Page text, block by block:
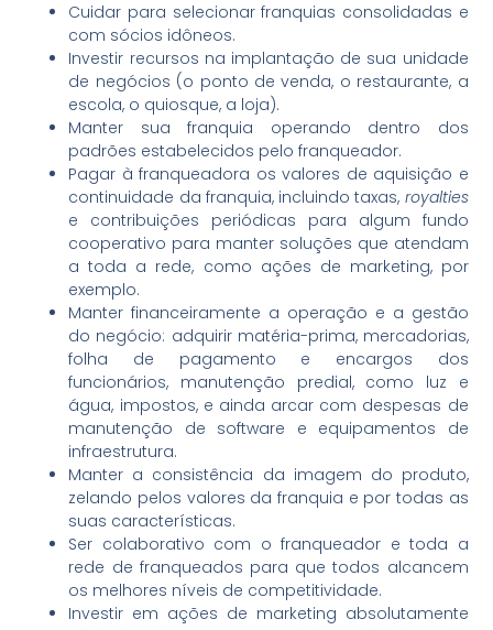
Cuidar para selecionar franquias consolidadas e
com sócios idôneos.
Investir recursos na implantação de sua unidade
de negócios (o ponto de venda, o restaurante, a
escola, o quiosque, a loja).
Manter sua franquia operando dentro dos
padrões estabelecidos pelo franqueador.
Pagar à franqueadora os valores de aquisição e
continuidade da franquia, incluindo taxas, royalties
e contribuições periódicas para algum fundo
cooperativo para manter soluções que atendam
a toda a rede, como ações de marketing, por
exemplo.
Manter financeiramente a operação e a gestão
do negócio: adquirir matéria-prima, mercadorias,
folha de pagamento e encargos dos
funcionários, manutenção predial, como luz e
água, impostos, e ainda arcar com despesas de
manutenção de software e equipamentos de
infraestrutura.
Manter a consistência da imagem do produto,
zelando pelos valores da franquia e por todas as
suas características.
Ser colaborativo com o franqueador e toda a
rede de franqueados para que todos alcancem
os melhores níveis de competitividade.
Investir em ações de marketing absolutamente